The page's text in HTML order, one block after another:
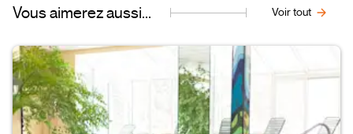
Vous aimerez aussi... Voir tout